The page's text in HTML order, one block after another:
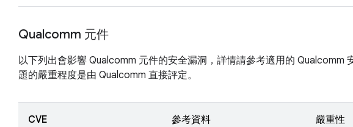
Qualcomm 元件
以下列出會影響 Qualcomm 元件的安全漏洞，詳情請參考適用的 Qualcomm
題的嚴重程度是由 Qualcomm 直接評定。
CVE 參考資料 嚴重性